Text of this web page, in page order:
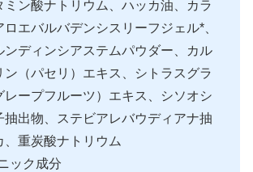
ミン酸ナトリウム、ハッカ油、カラ
エバルバデンシスリーフジェル*、
ンディンシアステムパウダー、カル
ン（パセリ）エキス、シトラスグラ
レープフルーツ）エキス、シソオシ
抽出物、ステビアレバウディアナ抽
、重炭酸ナトリウム
ック成分